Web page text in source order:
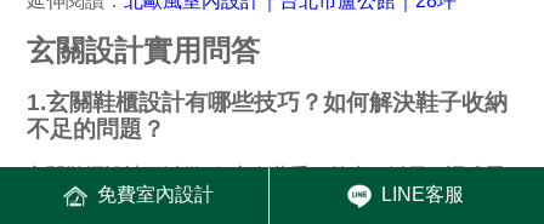
免費室內設計 LINE客服
玄關設計實用問答
1.玄關鞋櫃設計有哪些技巧？如何解決鞋子收納
不足的問題？
板，依不同鞋款調整高度，讓高筒靴也能直立收，不會出